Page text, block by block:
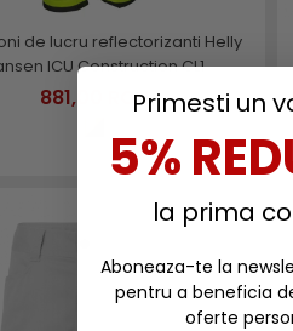
de lucru reflectorizanti Helly
ICU Construction CL1
881,00 RONPrimesti un
5%
la prima
Aboneaza-te la
pentru a beneficia
oferte